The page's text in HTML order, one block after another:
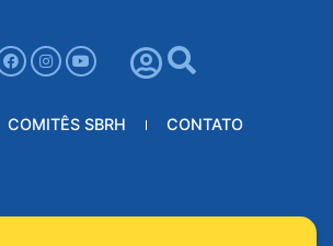
COMITÊS SBRH CONTATO